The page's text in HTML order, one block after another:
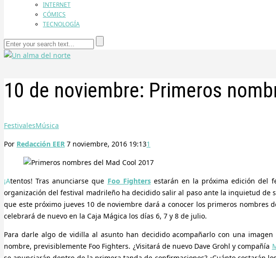
INTERNET
CÓMICS
TECNOLOGÍA
10 de noviembre: Primeros
FestivalesMúsica
Por Redacción EER 7 noviembre, 2016 19:131
¡Atentos! Tras anunciarse que Foo Fightersestarán en la próxima edición del
organización del festival madrileño ha decidido salir al paso ante la inquietud de
que este próximo jueves 10 de noviembre dará a conocer los primeros nombres
celebrará de nuevo en la Caja Mágica los días 6, 7 y 8 de julio.
Para darle algo de vidilla al asunto han decidido acompañarlo con una imagen
nombre, previsiblemente Foo Fighters. ¿Visitará de nuevo Dave Grohl y compañía